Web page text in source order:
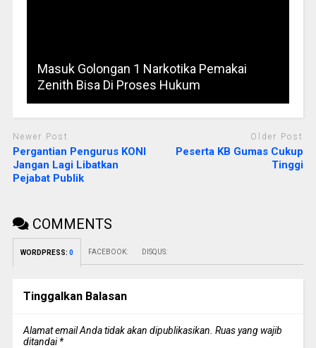
Masuk Golongan 1 Narkotika Pemakai
Zenith Bisa Di Proses Hukum
Newer Post
Pergantian Pengurus KONI
Jangan Lagi Libatkan
Pejabat Publik
Older Post
Peserta KB Gumas Cukup
Tinggi
COMMENTS
WORDPRESS: 0 FACEBOOK: DISQUS:
Tinggalkan Balasan
Alamat email Anda tidak akan dipublikasikan. Ruas yang wajib
ditandai*